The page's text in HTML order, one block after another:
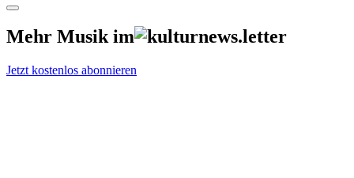
Mehr Musik im
Jetzt kostenlos abonnieren